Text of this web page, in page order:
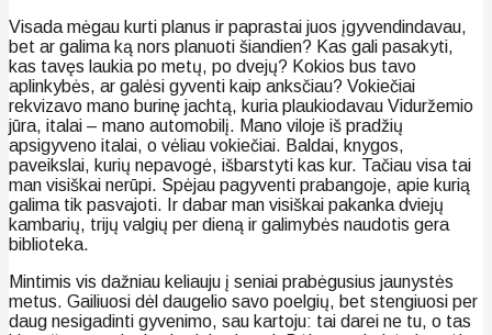
Visada mėgau kurti planus ir paprastai juos įgyvendindavau,
bet ar galima ką nors planuoti šiandien? Kas gali pasakyti,
kas tavęs laukia po metų, po dvejų? Kokios bus tavo
aplinkybės, ar galėsi gyventi kaip anksčiau? Vokiečiai
rekvizavo mano burinę jachtą, kuria plaukiodavau Viduržemio
jūra, italai – mano automobilį. Mano viloje iš pradžių
apsigyveno italai, o vėliau vokiečiai. Baldai, knygos,
paveikslai, kurių nepavogė, išbarstyti kas kur. Tačiau visa tai
man visiškai nerūpi. Spėjau pagyventi prabangoje, apie kurią
galima tik pasvajoti. Ir dabar man visiškai pakanka dviejų
kambarių, trijų valgių per dieną ir galimybės naudotis gera
biblioteka.
Mintimis vis dažniau keliauju į seniai prabėgusius jaunystės
metus. Gailiuosi dėl daugelio savo poelgių, bet stengiuosi per
daug nesigadinti gyvenimo, sau kartoju: tai darei ne tu, o tas